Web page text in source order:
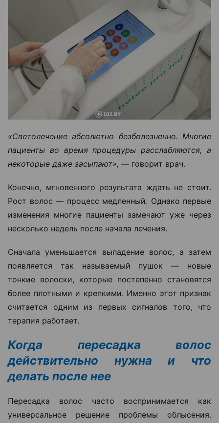
«Светолечение абсолютно безболезненно. Многие
пациенты во время процедуры расслабляются, а
некоторые даже засыпают», — говорит врач.
Конечно, мгновенного результата ждать не стоит.
Рост волос — процесс медленный. Однако первые
изменения многие пациенты замечают уже через
несколько недель после начала лечения.
Сначала уменьшается выпадение волос, а затем
появляется так называемый пушок — новые
тонкие волоски, которые постепенно становятся
более плотными и крепкими. Именно этот признак
считается одним из первых сигналов того, что
терапия работает.
Когда пересадка волос
действительно нужна и что
делать после нее
Пересадка волос часто воспринимается как
универсальное решение проблемы облысения.